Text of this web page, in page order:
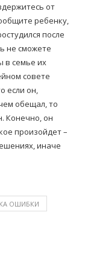
от
ребенку,
после
не сможете
в семье их
совете
если он,
обещал, то
Конечно, он
произойдет –
иначе
ОШИБКИ